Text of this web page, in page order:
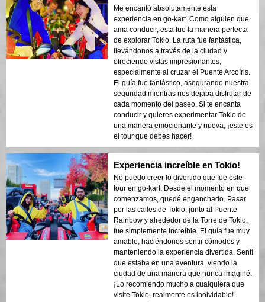
Me encantó absolutamente esta
experiencia en go-kart. Como alguien que
ama conducir, esta fue la manera perfecta
de explorar Tokio. La ruta fue fantástica,
llevándonos a través de la ciudad y
ofreciendo vistas impresionantes,
especialmente al cruzar el Puente Arcoíris.
El guía fue fantástico, asegurando nuestra
seguridad mientras nos dejaba disfrutar de
cada momento del paseo. Si te encanta
conducir y quieres experimentar Tokio de
una manera emocionante y nueva, ¡este es
el tour que debes hacer!
Experiencia increíble en Tokio!
No puedo creer lo divertido que fue este
tour en go-kart. Desde el momento en que
comenzamos, quedé enganchado. Pasar
por las calles de Tokio, junto al Puente
Rainbow y alrededor de la Torre de Tokio,
fue simplemente increíble. El guía fue muy
amable, haciéndonos sentir cómodos y
manteniendo la experiencia divertida. Sentí
que estaba en una aventura, viendo la
ciudad de una manera que nunca imaginé.
¡Lo recomiendo mucho a cualquiera que
visite Tokio, realmente es inolvidable!